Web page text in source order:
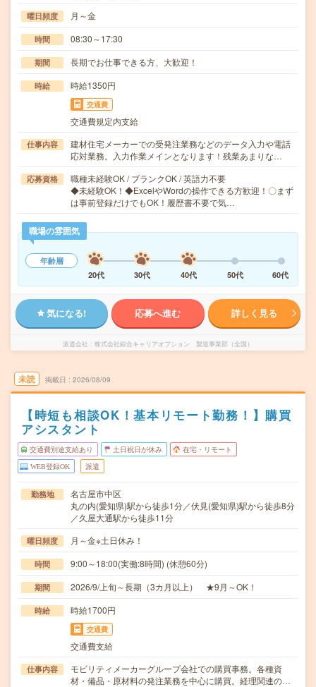
曜日頻度 月～金
時間 08:30～17:30
期間 長期でお仕事できる方、大歓迎！
時給 時給1350円
交通費
交通費規定内支給
仕事内容
建材住宅メーカーでの受発注業務などのデータ入力や電話
応対業務。入力作業メインとなります！残業あまりな…
応募資格
職種未経験OK / ブランクOK / 英語力不要
◆未経験OK！◆ExcelやWordの操作できる方歓迎！〇まず
は事前登録だけでもOK！履歴書不要で気…
職場の雰囲気
年齢層
20代
30代 40代 50代 60代
気になる! 応募へ進む 詳しく見る
派遣会社 株式会社綜合キャリアオプション 製造事業部（全国）
未読 掲載日 2026/08/09
【時短も相談OK！基本リモート勤務！】購買
アシスタント
交通費別途支給あり 土日祝日が休み 在宅・リモート
WEB登録OK 派遣
勤務地
名古屋市中区
丸の内(愛知県)駅から徒歩1分／伏見(愛知県)駅から徒歩8分
／久屋大通駅から徒歩11分
曜日頻度 月～金※土日休み！
時間 9:00～18:00(実働:8時間) (休憩60分)
期間 2026/9/上旬～長期（3カ月以上） ★9月～OK！
時給 時給1700円
交通費
交通費支給
仕事内容
モビリティメーカーグループ会社での購買事務。各種資
材・備品・原材料の発注業務を中心に購買。経理関連の…